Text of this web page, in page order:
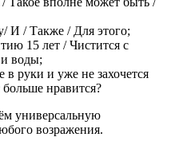
И / Также / Для этого;
15 лет / Чистится с
воды;
в руки и уже не захочется
нравится?
универсальную
возражения.